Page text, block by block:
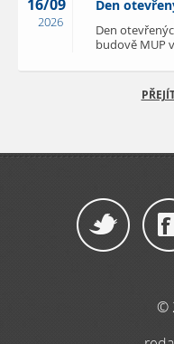
16/09
2026
Den
Den
budově MUP
©